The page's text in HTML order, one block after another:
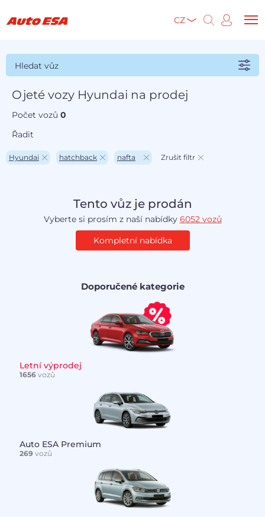
CZ
Hledat vůz
Ojeté vozy Hyundai na prodej
Počet vozů0
Řadit
Hyundai hatchback nafta Zrušit filtr
Tento vůz je prodán
Vyberte si prosím z naší nabídky 6052 vozů
Kompletní nabídka
Doporučené kategorie
Letní výprodej
1656vozů
Auto ESA Premium
269 vozů